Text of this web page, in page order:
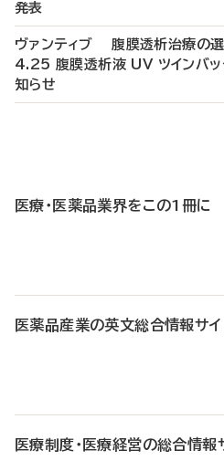
発表
ヴァンティブ 腹膜透析治療の
4.25 腹膜透析液 UV ツインバッ
知らせ
医療・医薬品業界をこの1冊に
医薬品産業の英文総合情報サイ
医療制度・医療経営の総合情報